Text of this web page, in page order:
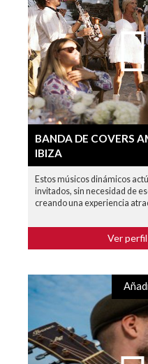
BANDA DE COVERS
IBIZA
Estos músicos dinámicos
invitados, sin necesidad de
creando una experiencia
Ver perfil